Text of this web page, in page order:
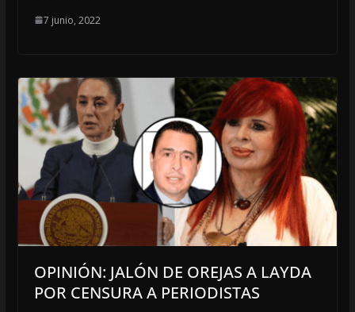
7 junio, 2022
OPINIÓN: JALÓN DE OREJAS A LAYDA
POR CENSURA A PERIODISTAS